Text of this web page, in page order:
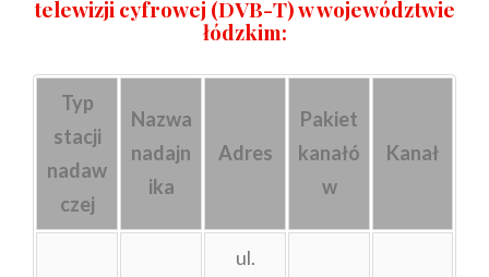
telewizji cyfrowej (DVB-T) w województwie
łódzkim:
Typ
stacji
nadaw
czej
Nazwa
nadajn
ika
Adres
Pakiet
kanałó
w
Kanał
ul.